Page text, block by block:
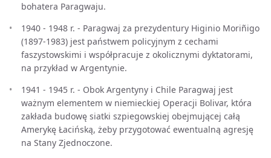
bohatera Paragwaju.
1940 - 1948 r. - Paragwaj za prezydentury Higinio Moriñigo
(1897-1983) jest państwem policyjnym z cechami
faszystowskimi i współpracuje z okolicznymi dyktatorami,
na przykład w Argentynie.
1941 - 1945 r. - Obok Argentyny i Chile Paragwaj jest
ważnym elementem w niemieckiej Operacji Bolivar, która
zakłada budowę siatki szpiegowskiej obejmującej całą
Amerykę Łacińską, żeby przygotować ewentualną agresję
na Stany Zjednoczone.